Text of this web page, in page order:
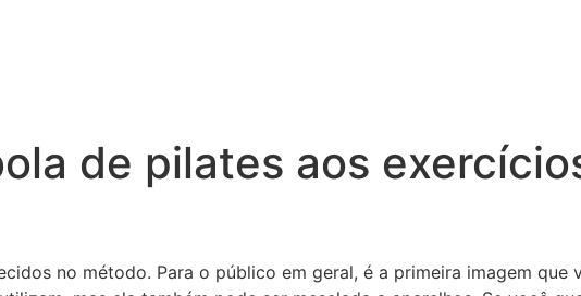
de pilates aos
no método. Para o público em geral, é a primeira imagem que